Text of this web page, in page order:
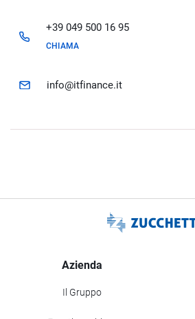
+39 049 500 16 95
CHIAMA
info@itfinance.it
Azienda
Il Gruppo